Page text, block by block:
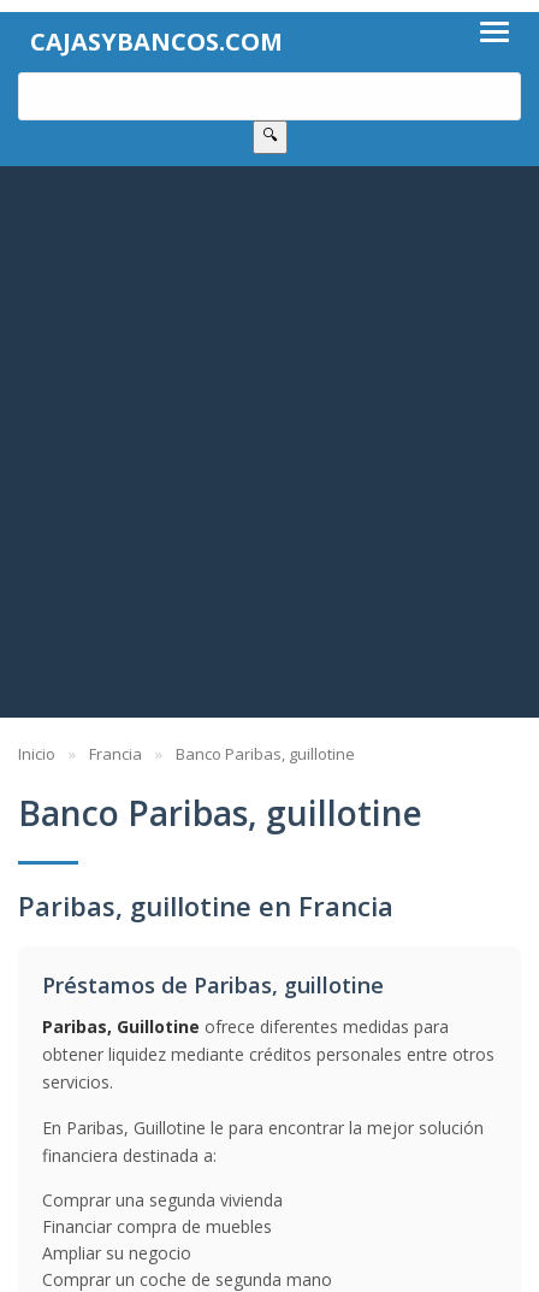
CAJASYBANCOS.COM
🔍
Inicio Francia Banco Paribas, guillotine
Banco Paribas, guillotine
Paribas, guillotine en Francia
Préstamos de Paribas, guillotine
Paribas, Guillotine ofrece diferentes medidas para
obtener liquidez mediante créditos personales entre otros
servicios.
En Paribas, Guillotine le para encontrar la mejor solución
financiera destinada a:
Comprar una segunda vivienda
Financiar compra de muebles
Ampliar su negocio
Comprar un coche de segunda mano